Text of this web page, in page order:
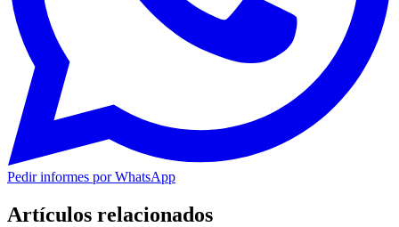
Pedir informes por WhatsApp
Artículos relacionados